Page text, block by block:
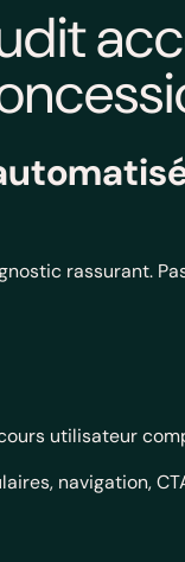
rassurant.
utilisateur
navigation,